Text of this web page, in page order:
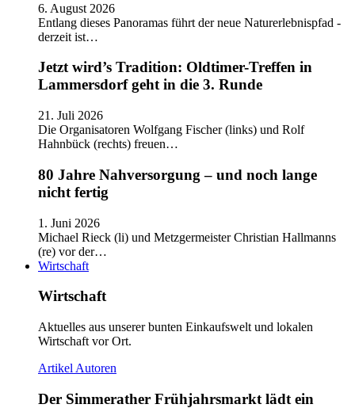
6. August 2026
Entlang dieses Panoramas führt der neue Naturerlebnispfad -
derzeit ist…
Jetzt wird’s Tradition: Oldtimer-Treffen in
Lammersdorf geht in die 3. Runde
21. Juli 2026
Die Organisatoren Wolfgang Fischer (links) und Rolf
Hahnbück (rechts) freuen…
80 Jahre Nahversorgung – und noch lange
nicht fertig
1. Juni 2026
Michael Rieck (li) und Metzgermeister Christian Hallmanns
(re) vor der…
Wirtschaft
Wirtschaft
Aktuelles aus unserer bunten Einkaufswelt und lokalen
Wirtschaft vor Ort.
Artikel Autoren
Der Simmerather Frühjahrsmarkt lädt ein